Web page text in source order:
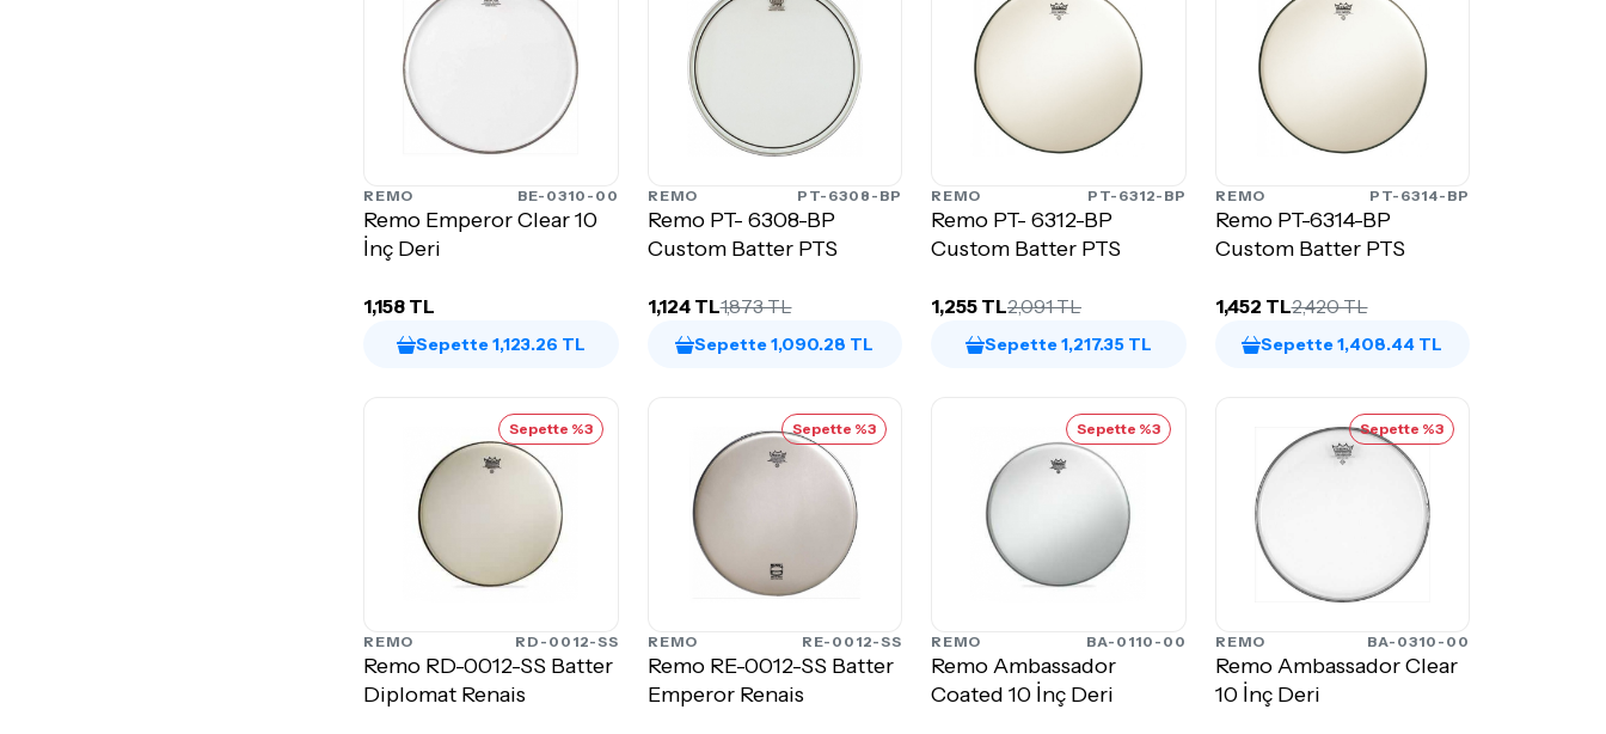
REMO BE-0310-00
Remo Emperor Clear 10
İnç Deri
1,158 TL
Sepette 1,123.26 TL
REMO PT-6308-BP
Remo PT- 6308-BP
Custom Batter PTS
1,124 TL1,873 TL
Sepette 1,090.28 TL
REMO PT-6312-BP
Remo PT- 6312-BP
Custom Batter PTS
1,255 TL2,091 TL
Sepette 1,217.35 TL
REMO PT-6314-BP
Remo PT-6314-BP
Custom Batter PTS
1,452 TL2,420 TL
Sepette 1,408.44 TL
Sepette %3
REMO RD-0012-SS
Remo RD-0012-SS Batter
Diplomat Renais
Sepette %3
REMO RE-0012-SS
Remo RE-0012-SS Batter
Emperor Renais
Sepette %3
REMO BA-0110-00
Remo Ambassador
Coated 10 İnç Deri
Sepette %3
REMO BA-0310-00
Remo Ambassador Clear
10 İnç Deri